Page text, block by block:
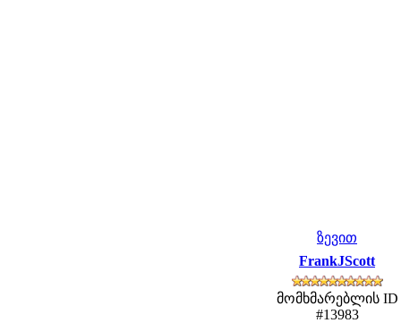
ზევით
FrankJScott
მომხმარებლის ID
#13983